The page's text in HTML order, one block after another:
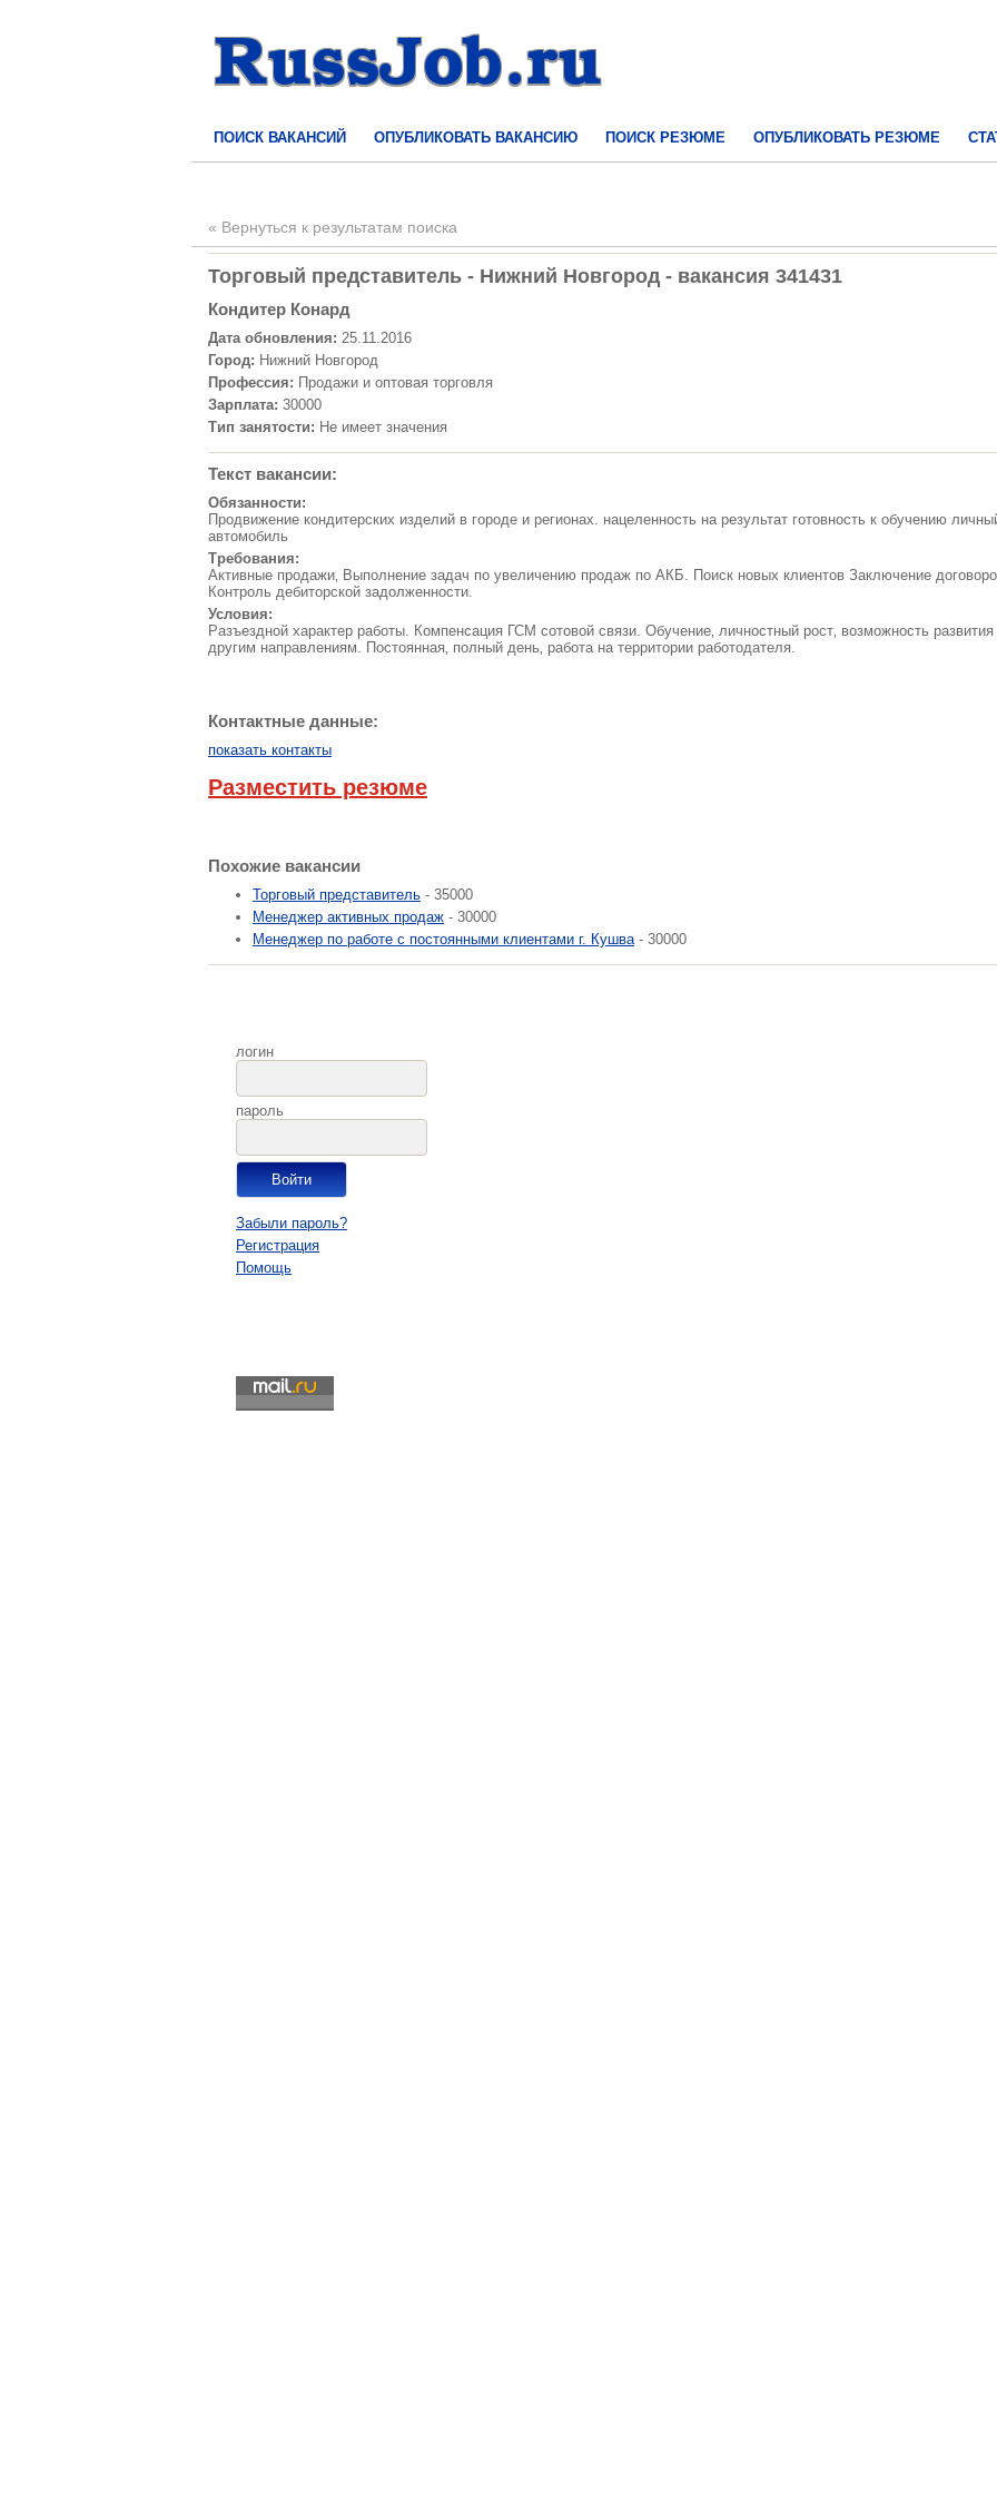
ПОИСК ВАКАНСИЙ ОПУБЛИКОВАТЬ ВАКАНСИЮ ПОИСК РЕЗЮМЕ ОПУБЛИКОВАТЬ РЕЗЮМЕ
« Вернуться к результатам поиска
Торговый представитель - Нижний Новгород - вакансия 341431
Кондитер Конард
Дата обновления: 25.11.2016
Город: Нижний Новгород
Профессия: Продажи и оптовая торговля
Зарплата: 30000
Тип занятости: Не имеет значения
Текст вакансии:
Обязанности:
Продвижение кондитерских изделий в городе и регионах. нацеленность на результат готовность к обучению
автомобиль
Требования:
Активные продажи‚ Выполнение задач по увеличению продаж по АКБ. Поиск новых клиентов Заключение
Контроль дебиторской задолженности.
Условия:
Разъездной характер работы. Компенсация ГСМ сотовой связи. Обучение‚ личностный рост‚ возможность развития
другим направлениям. Постоянная‚ полный день‚ работа на территории работодателя.
Контактные данные:
показать контакты
Разместить резюме
Похожие вакансии
Торговый представитель - 35000
Менеджер активных продаж - 30000
Менеджер по работе с постоянными клиентами г. Кушва- 30000
логин
пароль
Забыли пароль?
Регистрация
Помощь